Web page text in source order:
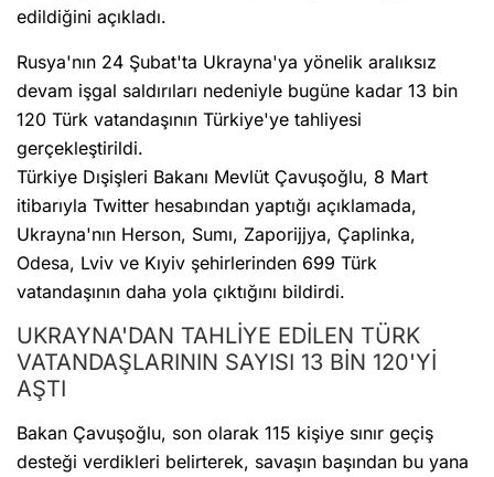
edildiğini açıkladı.
Rusya'nın 24 Şubat'ta Ukrayna'ya yönelik aralıksız
devam işgal saldırıları nedeniyle bugüne kadar 13 bin
120 Türk vatandaşının Türkiye'ye tahliyesi
gerçekleştirildi.
Türkiye Dışişleri Bakanı Mevlüt Çavuşoğlu, 8 Mart
itibarıyla Twitter hesabından yaptığı açıklamada,
Ukrayna'nın Herson, Sumı, Zaporijjya, Çaplinka,
Odesa, Lviv ve Kıyiv şehirlerinden 699 Türk
vatandaşının daha yola çıktığını bildirdi.
UKRAYNA'DAN TAHLİYE EDİLEN TÜRK
VATANDAŞLARININ SAYISI 13 BİN 120'Yİ
AŞTI
Bakan Çavuşoğlu, son olarak 115 kişiye sınır geçiş
desteği verdikleri belirterek, savaşın başından bu yana